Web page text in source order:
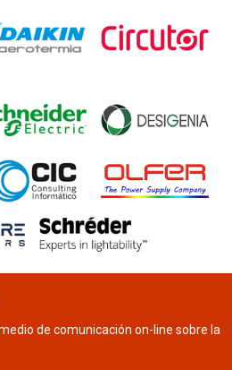
medio de comunicación on-line sobre la